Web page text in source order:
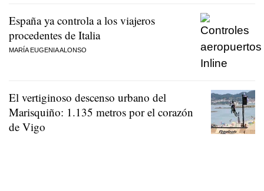
España ya controla a los viajeros
procedentes de Italia
MARÍA EUGENIA ALONSO
El vertiginoso descenso urbano del
Marisquiño: 1.135 metros por el corazón
de Vigo